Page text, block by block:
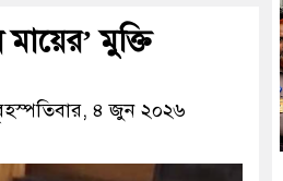
মুক্তি
৪ জুন ২০২৬